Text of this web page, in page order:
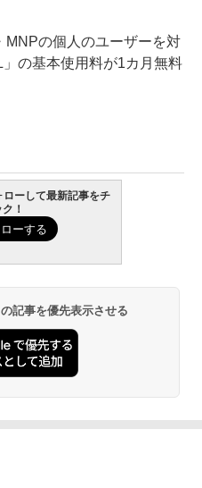
の個人のユーザーを対
の基本使用料が1カ月無料
ーして最新記事をチ
！
記事を優先表示させる